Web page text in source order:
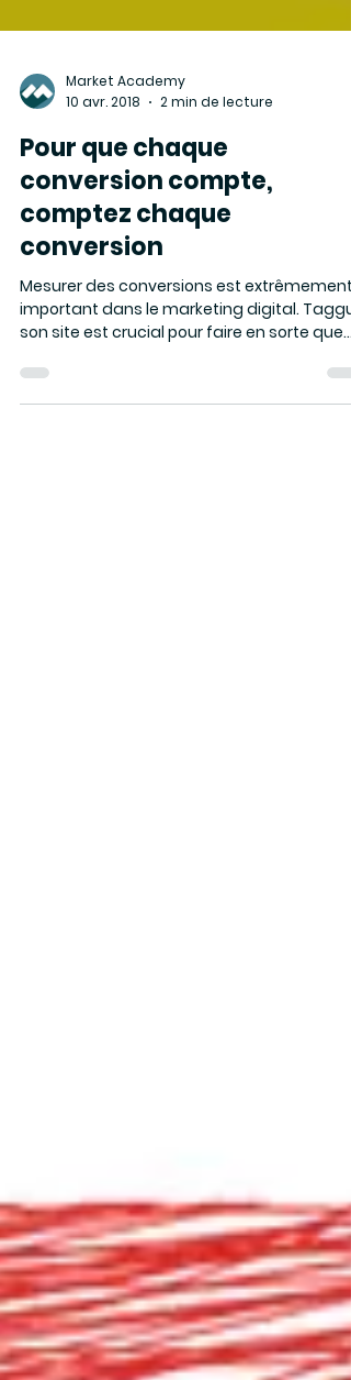
Market Academy
10 avr. 2018
2 min de lecture
Pour que chaque
conversion compte,
comptez chaque
conversion
Mesurer des conversions est extrêmement
important dans le marketing digital.
son site est crucial pour faire en sorte que